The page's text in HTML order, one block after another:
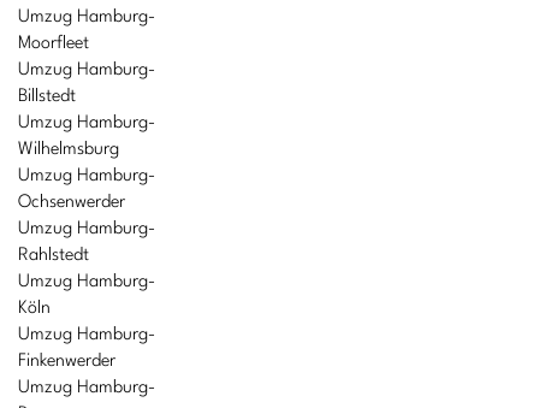
Umzug Hamburg-
Moorfleet
Umzug Hamburg-
Billstedt
Umzug Hamburg-
Wilhelmsburg
Umzug Hamburg-
Ochsenwerder
Umzug Hamburg-
Rahlstedt
Umzug Hamburg-
Köln
Umzug Hamburg-
Finkenwerder
Umzug Hamburg-